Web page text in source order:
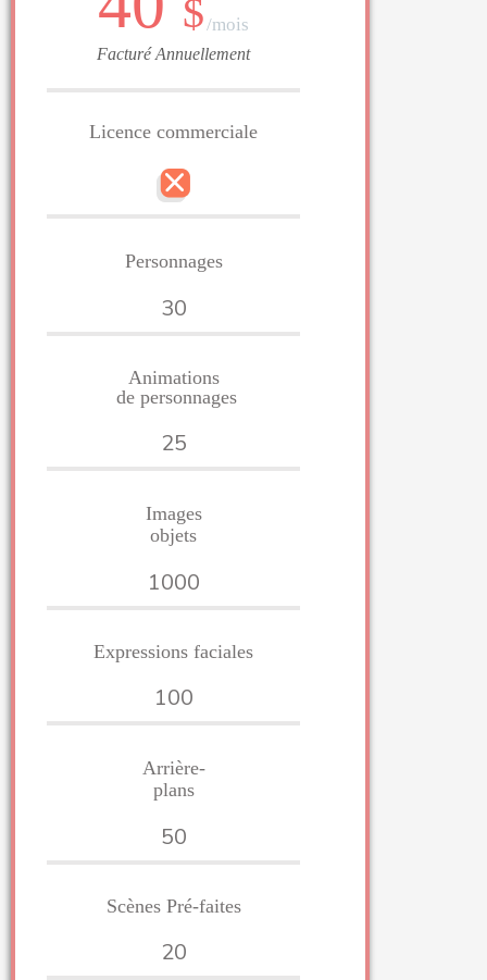
$/mois
Facturé Annuellement
Licence commerciale
Personnages
30
Animations
de personnages
25
Images
objets
1000
Expressions faciales
100
Arrière-
plans
50
Scènes Pré-faites
20